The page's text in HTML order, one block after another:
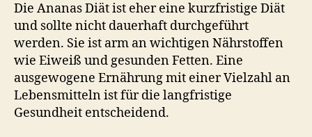
Die Ananas Diät ist eher eine kurzfristige Diät
und sollte nicht dauerhaft durchgeführt
werden. Sie ist arm an wichtigen Nährstoffen
wie Eiweiß und gesunden Fetten. Eine
ausgewogene Ernährung mit einer Vielzahl an
Lebensmitteln ist für die langfristige
Gesundheit entscheidend.